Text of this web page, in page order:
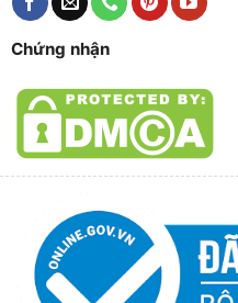
Chứng nhận